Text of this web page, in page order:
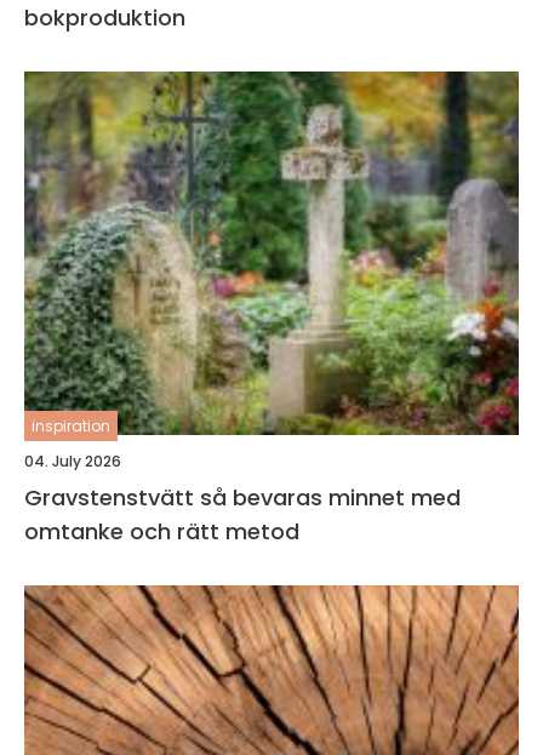
bokproduktion
inspiration
04. July 2026
Gravstenstvätt så bevaras minnet med
omtanke och rätt metod